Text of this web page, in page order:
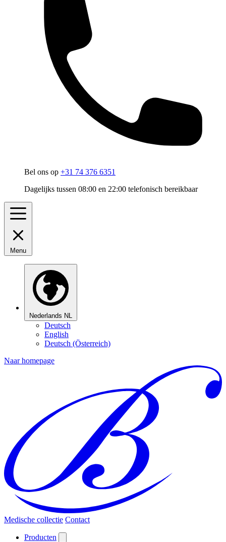
Bel ons op +31 74 376 6351
Dagelijks tussen 08:00 en 22:00 telefonisch bereikbaar
Menu
Nederlands NL
Deutsch
English
Deutsch (Österreich)
Naar homepage
Medische collectie Contact
Producten